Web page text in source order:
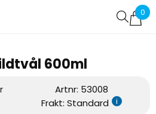
0
Favoriter (0)
600ml
Artnr: 53008
Frakt: Standard i